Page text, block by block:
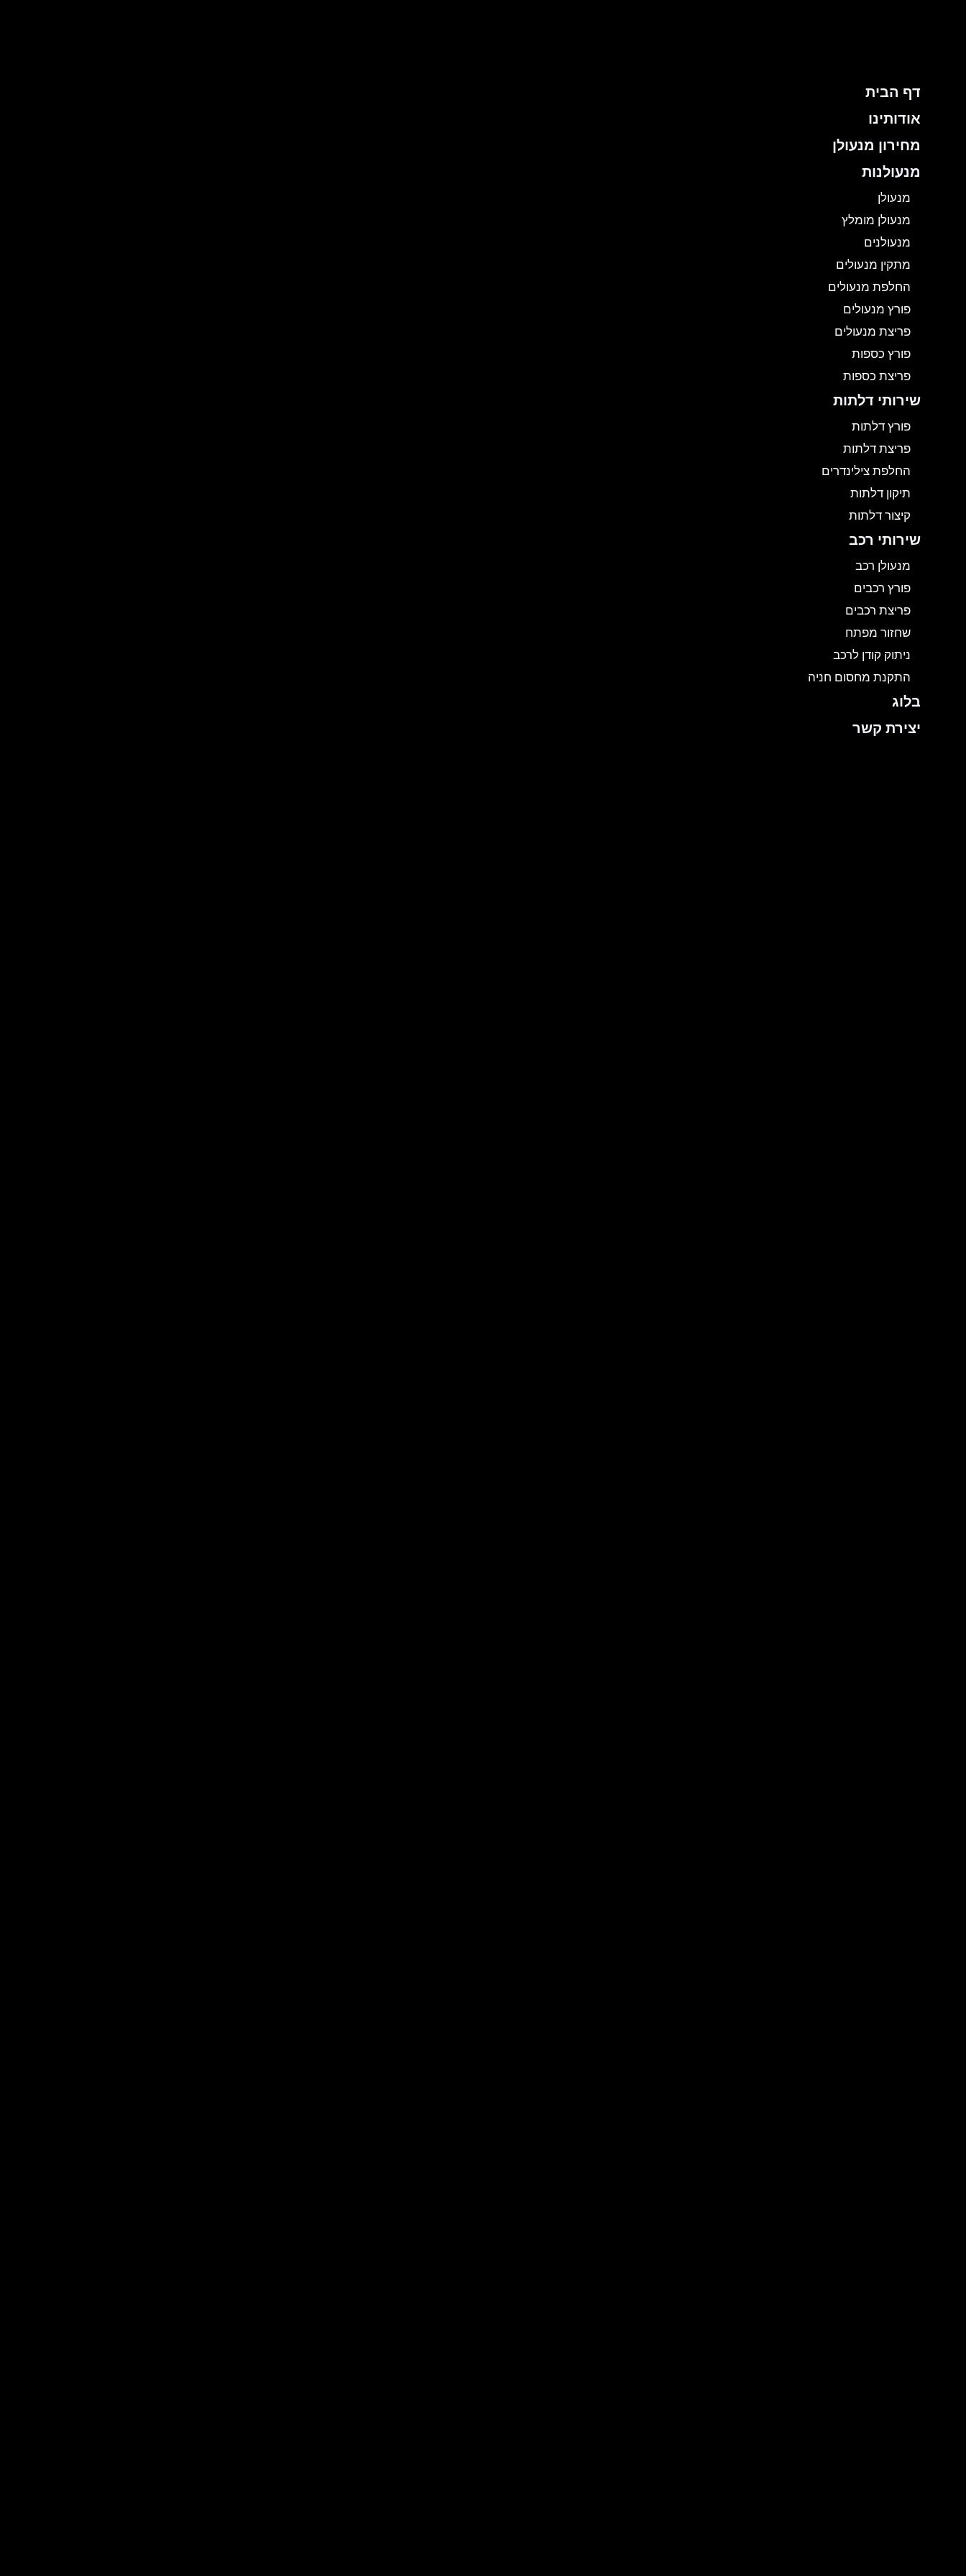
דף הבית
אודותינו
מחירון מנעולן
מנעולנות
מנעולן
מנעולן מומלץ
מנעולנים
מתקין מנעולים
החלפת מנעולים
פורץ מנעולים
פריצת מנעולים
פורץ כספות
פריצת כספות
שירותי דלתות
פורץ דלתות
פריצת דלתות
החלפת צילינדרים
תיקון דלתות
קיצור דלתות
שירותי רכב
מנעולן רכב
פורץ רכבים
פריצת רכבים
שחזור מפתח
ניתוק קודן לרכב
התקנת מחסום חניה
בלוג
יצירת קשר